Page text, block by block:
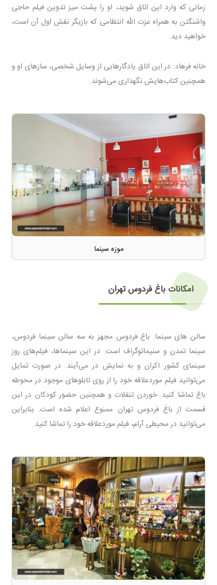
زمانی که وارد این اتاق شوید، او را پشت میز تدوین فیلم حاجی
واشنگتن به همراه عزت الله انتظامی که بازیگر نقش اول آن است،
خواهید دید.
خانه فرهاد: در این اتاق یادگار‌هایی از وسایل شخصی، سازهای او و
همچنین کتاب‌هایش نگهداری می‌شوند.
موزه سینما
امکانات باغ فردوس تهران
سالن های سینما: باغ فردوس مجهز به سه سالن سینما فردوس،
سینما تمدن و سنیماتوگراف است. در این سینماها، فیلم‌های روز
سینمای کشور اکران و به نمایش در می‌آیند. در صورت تمایل
می‌توانید فیلم موردعلاقه خود را از روی تابلو‌های موجود در محوطه
باغ تماشا کنید. خوردن تنقلات و همچنین حضور کودکان در این
قسمت از باغ فردوس تهران ممنوع اعلام شده است. بنابراین
می‌توانید در محیطی آرام، فیلم موردعلاقه خود را تماشا کنید.